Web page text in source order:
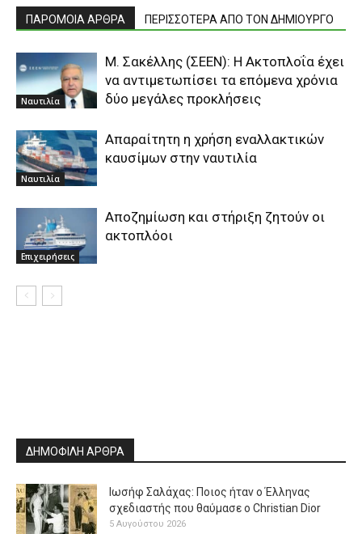
ΠΑΡΟΜΟΙΑ ΑΡΘΡΑ ΠΕΡΙΣΣΟΤΕΡΑ ΑΠΟ ΤΟΝ ΔΗΜΙΟΥΡΓΟ
Ναυτιλία
Μ. Σακέλλης (ΣΕΕΝ): Η Ακτοπλοΐα έχει
να αντιμετωπίσει τα επόμενα χρόνια
δύο μεγάλες προκλήσεις
Ναυτιλία
Απαραίτητη η χρήση εναλλακτικών
καυσίμων στην ναυτιλία
Επιχειρήσεις
Αποζημίωση και στήριξη ζητούν οι
ακτοπλόοι
ΔΗΜΟΦΙΛΗ ΑΡΘΡΑ
Ιωσήφ Σαλάχας: Ποιος ήταν ο Έλληνας
σχεδιαστής που θαύμασε ο Christian Dior
5 Αυγούστου 2026